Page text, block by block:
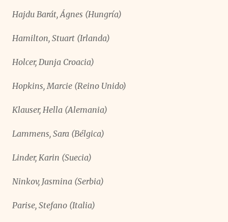
Hajdu Barát, Ágnes (Hungría)
Hamilton, Stuart (Irlanda)
Holcer, Dunja Croacia)
Hopkins, Marcie (Reino Unido)
Klauser, Hella (Alemania)
Lammens, Sara (Bélgica)
Linder, Karin (Suecia)
Ninkov, Jasmina (Serbia)
Parise, Stefano (Italia)